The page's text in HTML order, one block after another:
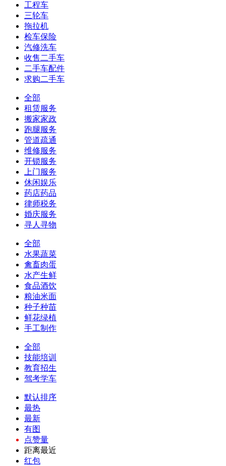
工程车
三轮车
拖拉机
检车保险
汽修洗车
收售二手车
二手车配件
求购二手车
全部
租赁服务
搬家家政
跑腿服务
管道疏通
维修服务
开锁服务
上门服务
休闲娱乐
药店药品
律师税务
婚庆服务
寻人寻物
全部
水果蔬菜
禽畜肉蛋
水产生鲜
食品酒饮
粮油米面
种子种苗
鲜花绿植
手工制作
全部
技能培训
教育招生
驾考学车
默认排序
最热
最新
有图
点赞量
距离最近
红包